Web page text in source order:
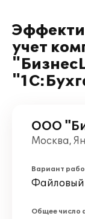
учет
ООО
Москва,
Вариант
Файловый
Общее число